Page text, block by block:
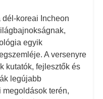
koreai Incheon
egyik
A versenyre
kutatók, fejlesztők és
legújabb
terén,